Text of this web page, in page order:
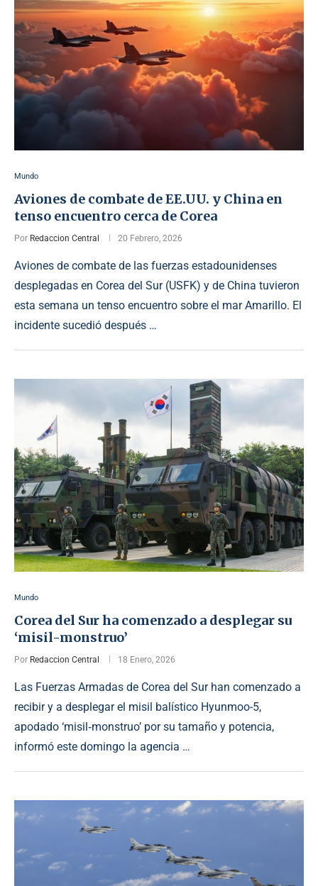
Mundo
Aviones de combate de EE.UU. y China en
tenso encuentro cerca de Corea
Por Redaccion Central 20 Febrero, 2026
Aviones de combate de las fuerzas estadounidenses
desplegadas en Corea del Sur (USFK) y de China tuvieron
esta semana un tenso encuentro sobre el mar Amarillo. El
incidente sucedió después …
Mundo
Corea del Sur ha comenzado a desplegar su
‘misil-monstruo’
Por Redaccion Central 18 Enero, 2026
Las Fuerzas Armadas de Corea del Sur han comenzado a
recibir y a desplegar el misil balístico Hyunmoo-5,
apodado ‘misil‑monstruo’ por su tamaño y potencia,
informó este domingo la agencia …